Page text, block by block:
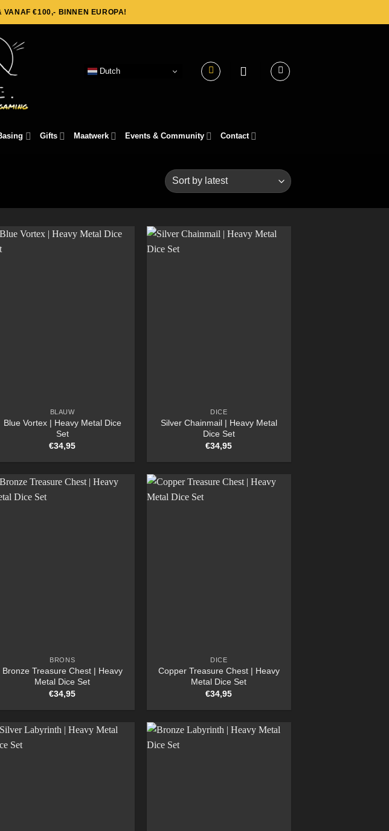
VANAF €100,- BINNEN EUROPA!
Dutch
Gifts Maatwerk Events & Community Contact
BLAUW
Blue Vortex | Heavy Metal Dice
Set
€34,95
DICE
Silver Chainmail | Heavy Metal
Dice Set
€34,95
BRONS
Bronze Treasure Chest | Heavy
Metal Dice Set
€34,95
DICE
Copper Treasure Chest | Heavy
Metal Dice Set
€34,95